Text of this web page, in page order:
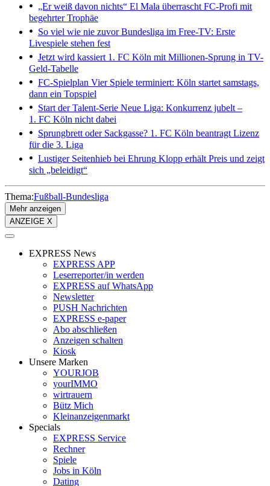
„Er weiß davon nichts“ El Mala überrascht FC-Profi mit
begehrter Trophäe
So viel wie nie zuvorBundesliga im Free-TV: Erste
Livespiele stehen fest
Jetzt wird kassiert 1. FC Köln mit Millionen-Sprung in TV-
Geld-Tabelle
FC-Spielplan Vier Spiele terminiert: Köln startet samstags,
dann ein Topspiel
Start der Talent-Serie Neue Liga: Konkurrenz jubelt –
1. FC Köln nicht dabei
Sprungbrett oder Sackgasse? 1. FC Köln beantragt Lizenz
für die 3. Liga
Lustiger Seitenhieb bei Ehrung Klopp erhält Preis und zeigt
sich „beleidigt“
Thema:Fußball-Bundesliga
Mehr anzeigen
ANZEIGE X
EXPRESS News
EXPRESS APP
Leserreporter/in werden
EXPRESS auf WhatsApp
Newsletter
PUSH Nachrichten
EXPRESS e-paper
Abo abschließen
Anzeigen schalten
Kiosk
Unsere Marken
YOURJOB
yourIMMO
wirtrauern
Bütz Mich
Kleinanzeigenmarkt
Specials
EXPRESS Service
Rechner
Spiele
Jobs in Köln
Dating